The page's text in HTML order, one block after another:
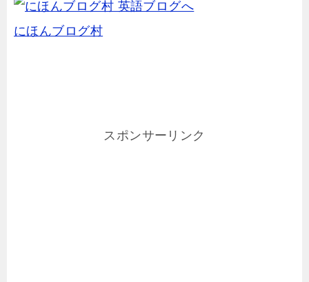
にほんブログ村
スポンサーリンク